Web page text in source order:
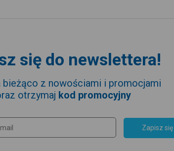
się do newslettera!
bieżąco z nowościami i promocjami
otrzymaj kod promocyjny
Zapisz się